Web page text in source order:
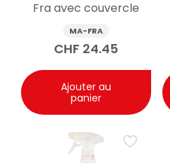
Fra avec couvercle
MA-FRA
CHF 24.45
Ajouter au
panier